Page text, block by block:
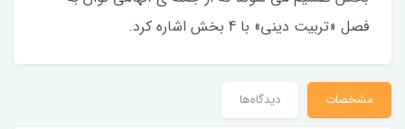
فصل «تربيت دينى» با 4 بخش اشاره كرد.
مشخصات دیدگاه‌ها